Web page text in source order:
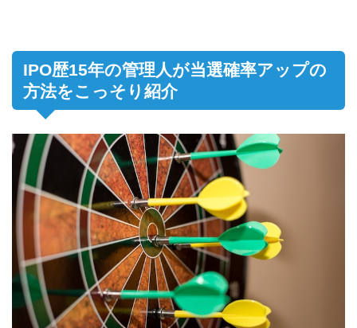
IPO歴15年の管理人が当選確率アップの
方法をこっそり紹介